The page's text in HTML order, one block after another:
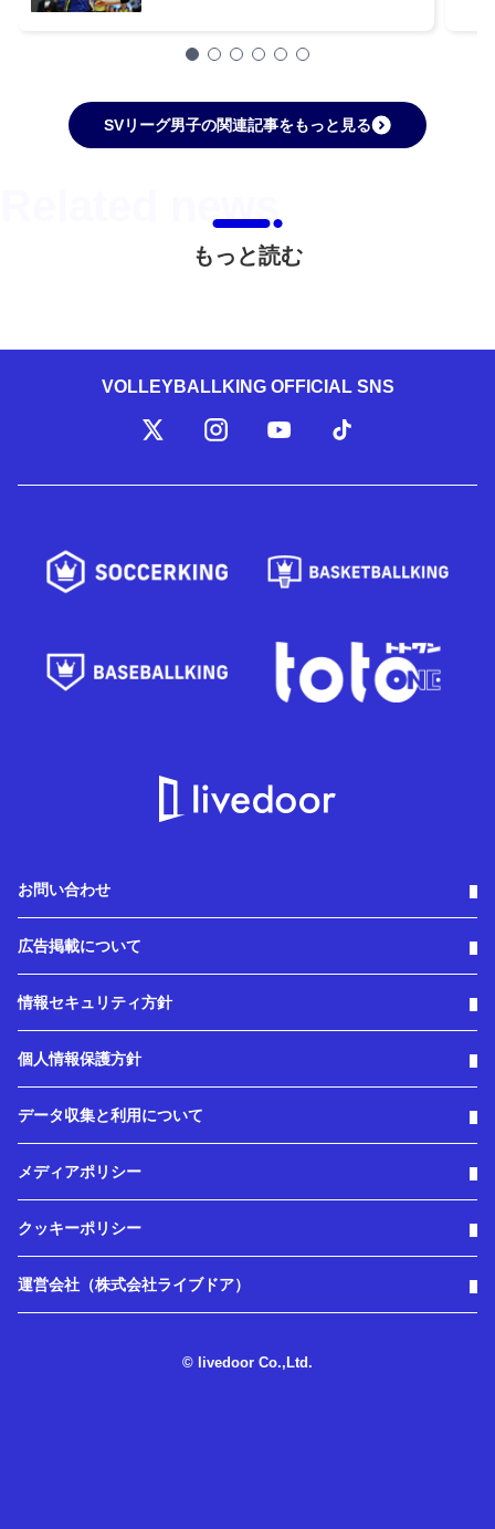
SVリーグ男子の関連記事をもっと見る
もっと読む
VOLLEYBALLKING OFFICIAL SNS
お問い合わせ
広告掲載について
情報セキュリティ方針
個人情報保護方針
データ収集と利用について
メディアポリシー
クッキーポリシー
運営会社（株式会社ライブドア）
© livedoor Co.,Ltd.